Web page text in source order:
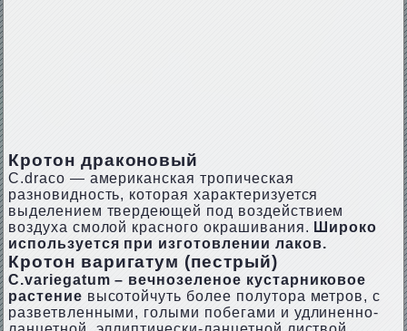
Кротон драконовый
С.drасо — американская тропическая
разновидность, которая характеризуется
выделением твердеющей под воздействием
воздуха смолой красного окрашивания. Широко
используется при изготовлении лаков.
Кротон варигатум (пестрый)
С.vаriеgаtum – вечнозеленое кустарниковое
растение высотойчуть более полутора метров, с
разветвленными, голыми побегами и удлиненно-